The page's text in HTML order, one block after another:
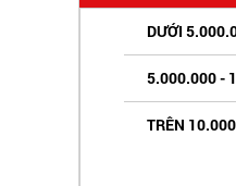
DƯỚI
5.000.000 -
TRÊN